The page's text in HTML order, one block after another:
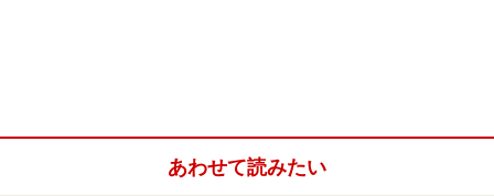
あわせて読みたい